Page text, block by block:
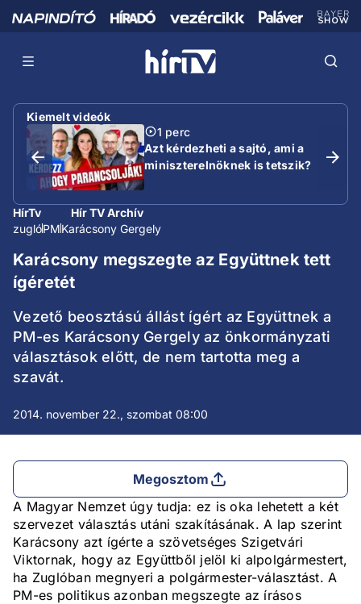
Kiemelt videók
1 perc
Azt kérdezheti a sajtó, ami a
miniszterelnöknek is tetszik?
HírTv
Hír TV Archív
zuglóPMKarácsony Gergely
Karácsony megszegte az Együttnek tett
ígéretét
Vezető beosztású állást ígért az Együttnek a
PM-es Karácsony Gergely az önkormányzati
választások előtt, de nem tartotta meg a
szavát.
2014. november 22., szombat 08:00
Megosztom
A Magyar Nemzet úgy tudja: ez is oka lehetett a két
szervezet választás utáni szakításának. A lap szerint
Karácsony azt ígérte a szövetséges Szigetvári
Viktornak, hogy az Együttből jelöl ki alpolgármestert,
ha Zuglóban megnyeri a polgármester-választást. A
PM-es politikus azonban megszegte az írásos